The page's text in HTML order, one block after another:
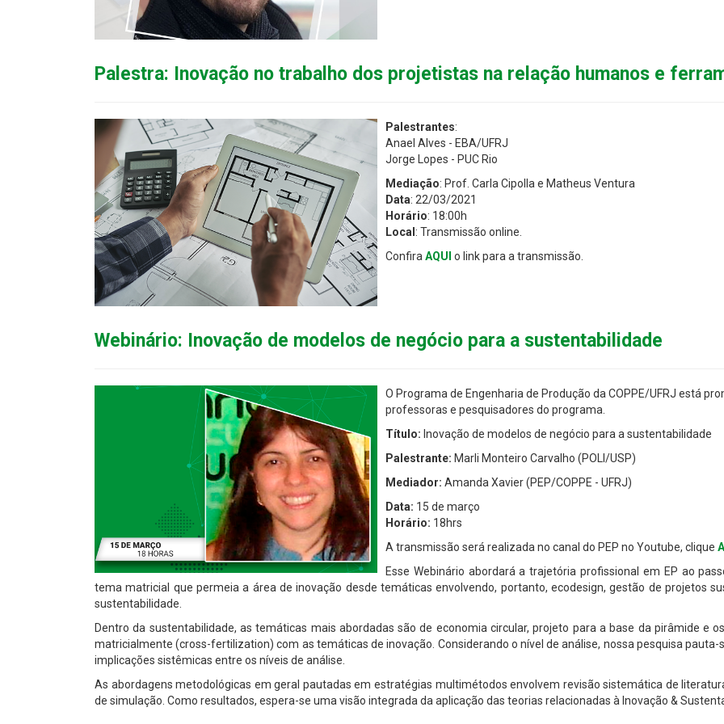
Palestra: Inovação no trabalho dos projetistas na relação humanos e
Palestrantes:
Anael Alves - EBA/UFRJ
Jorge Lopes - PUC Rio
Mediação: Prof. Carla Cipolla e Matheus Ventura
Data: 22/03/2021
Horário: 18:00h
Local : Transmissão online.
ConfiraAQUI o link para a transmissão.
Webinário: Inovação de modelos de negócio para a sustentabilidade
O Programa de Engenharia de Produção da COPPE/UFRJ está
professoras e pesquisadores do programa.
Título: Inovação de modelos de negócio para a sustentabilidade
Palestrante: Marli Monteiro Carvalho (POLI/USP)
Mediador: Amanda Xavier (PEP/COPPE - UFRJ)
Data: 15 de março
Horário: 18hrs
A transmissão será realizada no canal do PEP no Youtube, clique
Esse Webinário abordará a trajetória profissional em EP ao
tema matricial que permeia a área de inovação desde temáticas envolvendo, portanto, ecodesign, gestão de projetos
sustentabilidade.
Dentro da sustentabilidade, as temáticas mais abordadas são de economia circular, projeto para a base da pirâmide e
matricialmente (cross-fertilization) com as temáticas de inovação. Considerando o nível de análise, nossa pesquisa
implicações sistêmicas entre os níveis de análise.
As abordagens metodológicas em geral pautadas em estratégias multimétodos envolvem revisão sistemática de
de simulação. Como resultados, espera-se uma visão integrada da aplicação das teorias relacionadas à Inovação &